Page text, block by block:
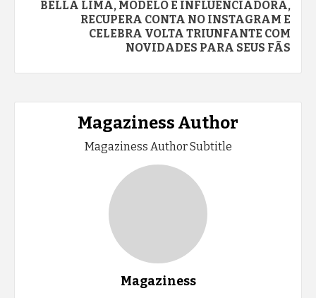
BELLA LIMA, MODELO E INFLUENCIADORA,
RECUPERA CONTA NO INSTAGRAM E
CELEBRA VOLTA TRIUNFANTE COM
NOVIDADES PARA SEUS FÃS
Magaziness Author
Magaziness Author Subtitle
Magaziness